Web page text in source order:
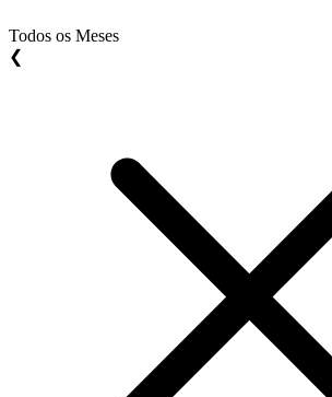
Todos os Meses
❮